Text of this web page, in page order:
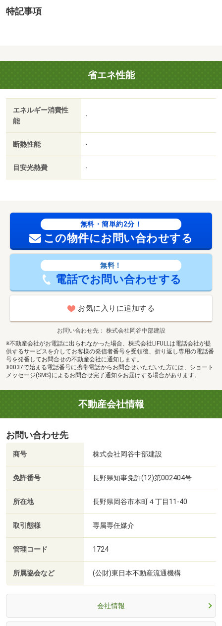
・その他施設
法令等制限：建築基準法 第２２条、土砂災害警戒区域
（急傾斜地 一部該当）、遺跡（小田井）、立地適正化計
画（都市機能誘導区域外、居住誘導区域外）。
特記事項
省エネ性能
エネルギー消費性
能
-
断熱性能 -
目安光熱費 -
無料・簡単約2分！
この物件にお問い合わせする
無料！
電話でお問い合わせする
お気に入りに追加する
お問い合わせ先
株式会社岡谷中部建設
※不動産会社がお電話に出られなかった場合、株式会社LIFULLは電話会社が提
供するサービスを介してお客様の発信者番号を受領後、折り返し専用の電話番
号を発番してお問合せの不動産会社に通知します。
※0037で始まる電話番号に携帯電話からお問合せいただいた方には、ショート
メッセージ(SMS)によるお問合せ完了通知をお届けする場合があります。
不動産会社情報
お問い合わせ先
商号 株式会社岡谷中部建設
免許番号 長野県知事免許(12)第002404号
所在地 長野県岡谷市本町４丁目11-40
取引態様 専属専任媒介
管理コード 1724
所属協会など (公財)東日本不動産流通機構
会社情報